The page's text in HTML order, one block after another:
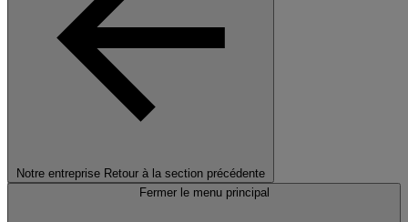
Notre entreprise Retour à la section précédente
Fermer le menu principal